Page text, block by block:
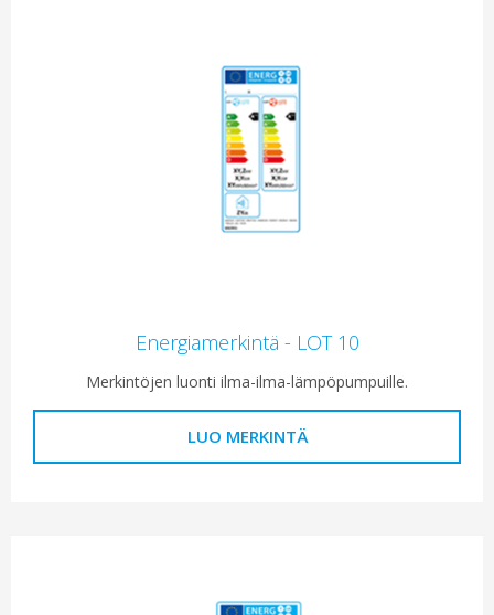
Energiamerkintä - LOT 10
Merkintöjen luonti ilma-ilma-lämpöpumpuille.
LUO MERKINTÄ